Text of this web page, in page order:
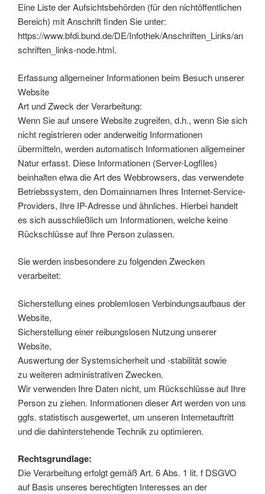
Eine Liste der Aufsichtsbehörden (für den nichtöffentlichen
Bereich) mit Anschrift finden Sie unter:
https://www.bfdi.bund.de/DE/Infothek/Anschriften_Links/an
schriften_links-node.html.
Erfassung allgemeiner Informationen beim Besuch unserer
Website
Art und Zweck der Verarbeitung:
Wenn Sie auf unsere Website zugreifen, d.h., wenn Sie sich
nicht registrieren oder anderweitig Informationen
übermitteln, werden automatisch Informationen allgemeiner
Natur erfasst. Diese Informationen (Server-Logfiles)
beinhalten etwa die Art des Webbrowsers, das verwendete
Betriebssystem, den Domainnamen Ihres Internet-Service-
Providers, Ihre IP-Adresse und ähnliches. Hierbei handelt
es sich ausschließlich um Informationen, welche keine
Rückschlüsse auf Ihre Person zulassen.
Sie werden insbesondere zu folgenden Zwecken
verarbeitet:
Sicherstellung eines problemlosen Verbindungsaufbaus der
Website,
Sicherstellung einer reibungslosen Nutzung unserer
Website,
Auswertung der Systemsicherheit und -stabilität sowie
zu weiteren administrativen Zwecken.
Wir verwenden Ihre Daten nicht, um Rückschlüsse auf Ihre
Person zu ziehen. Informationen dieser Art werden von uns
ggfs. statistisch ausgewertet, um unseren Internetauftritt
und die dahinterstehende Technik zu optimieren.
Rechtsgrundlage:
Die Verarbeitung erfolgt gemäß Art. 6 Abs. 1 lit. f DSGVO
auf Basis unseres berechtigten Interesses an der